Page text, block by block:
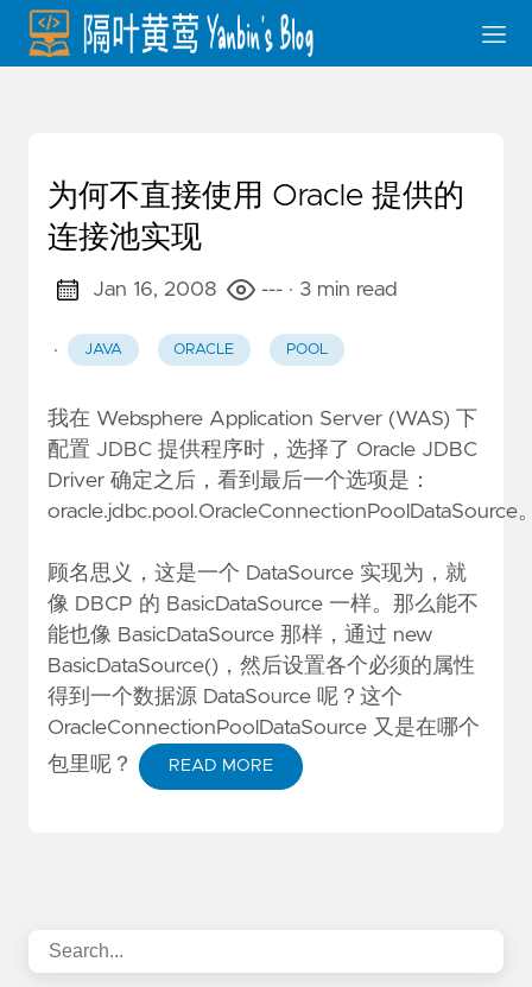
为何不直接使用 Oracle 提供的
连接池实现
Jan 16, 2008 --- · 3 min read
· JAVA ORACLE POOL
我在 Websphere Application Server (WAS) 下
配置 JDBC 提供程序时，选择了 Oracle JDBC
Driver 确定之后，看到最后一个选项是：
oracle.jdbc.pool.OracleConnectionPoolDataSource
顾名思义，这是一个 DataSource 实现为，就
像 DBCP 的 BasicDataSource 一样。那么能不
能也像 BasicDataSource 那样，通过 new
BasicDataSource()，然后设置各个必须的属性
得到一个数据源 DataSource 呢？这个
OracleConnectionPoolDataSource 又是在哪个
包里呢？
READ MORE